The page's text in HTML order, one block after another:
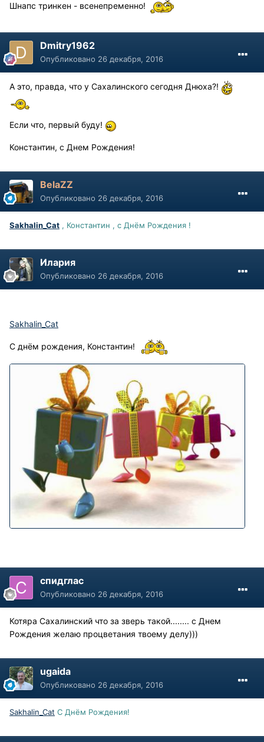
Шнапс тринкен - всенепременно!
Dmitry1962
Опубликовано 26 декабря, 2016
А это, правда, что у Сахалинского сегодня Днюха?!
Если что, первый буду!
Константин, с Днем Рождения!
BelaZZ
Опубликовано 26 декабря, 2016
Sakhalin_Cat , Константин , с Днём Рождения !
Илария
Опубликовано 26 декабря, 2016
Sakhalin_Cat
С днём рождения, Константин!
спидглас
Опубликовано 26 декабря, 2016
Котяра Сахалинский что за зверь такой........ с Днем
Рождения желаю процветания твоему делу)))
ugaida
Опубликовано 26 декабря, 2016
Sakhalin_Cat С Днём Рождения!